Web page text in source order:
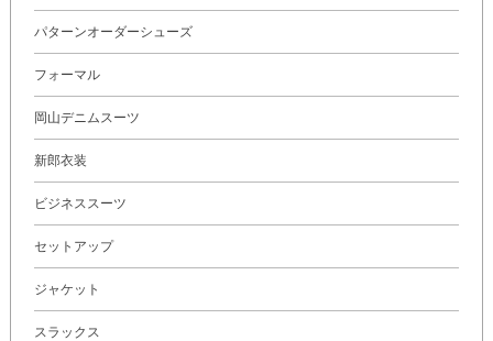
パターンオーダーシューズ
フォーマル
岡山デニムスーツ
新郎衣装
ビジネススーツ
セットアップ
ジャケット
スラックス